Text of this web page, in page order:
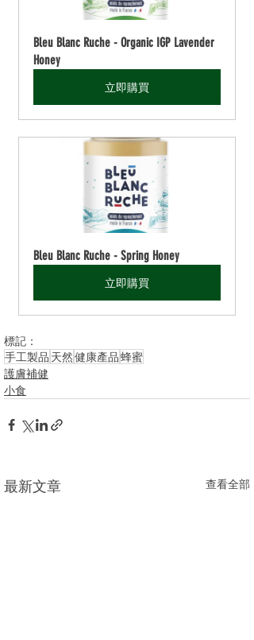
Bleu Blanc Ruche - Organic IGP Lavender
Honey
立即購買
Bleu Blanc Ruche - Spring Honey
立即購買
標記：
手工製品 天然健康產品蜂蜜
護膚補健
小食
最新文章 查看全部